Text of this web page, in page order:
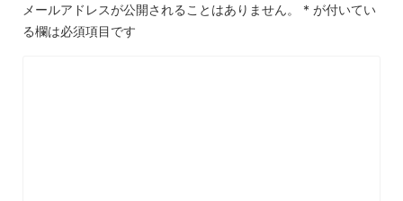
メールアドレスが公開されることはありません。 * が付いてい
る欄は必須項目です